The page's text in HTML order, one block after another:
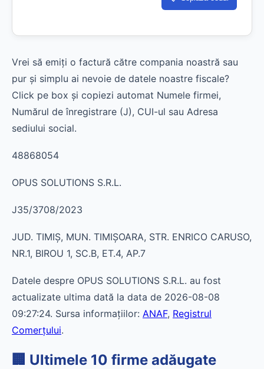
Vrei să emiți o factură către compania noastră sau
pur și simplu ai nevoie de datele noastre fiscale?
Click pe box și copiezi automat Numele firmei,
Numărul de înregistrare (J), CUI-ul sau Adresa
sediului social.
48868054
OPUS SOLUTIONS S.R.L.
J35/3708/2023
JUD. TIMIŞ, MUN. TIMIŞOARA, STR. ENRICO CARUSO,
NR.1, BIROU 1, SC.B, ET.4, AP.7
Datele despre OPUS SOLUTIONS S.R.L. au fost
actualizate ultima dată la data de 2026-08-08
09:27:24. Sursa informațiilor: ANAF, Registrul
Comerțului.
🏢 Ultimele 10 firme adăugate